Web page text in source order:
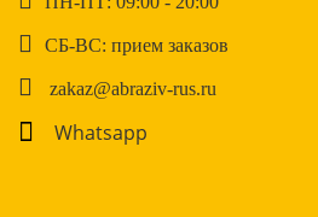
СБ-ВС: прием заказов
zakaz@abraziv-rus.ru
Whatsapp